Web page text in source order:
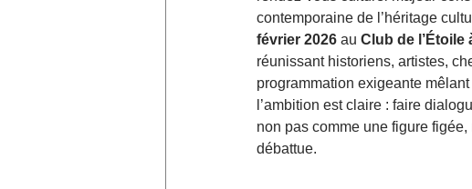
contemporaine de l’héritage
février 2026 au Club de l’Étoile
réunissant historiens, artistes,
programmation exigeante mêlant
l’ambition est claire : faire
non pas comme une figure
débattue.